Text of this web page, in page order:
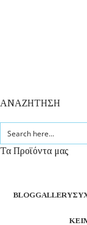
ΑΝΑΖΗΤΗΣΗ
Τα Προϊόντα μας
BLOGGALLERY